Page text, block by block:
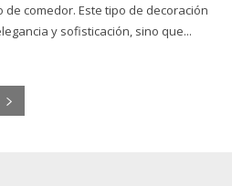
comedor. Este tipo de decoración
y sofisticación, sino que...